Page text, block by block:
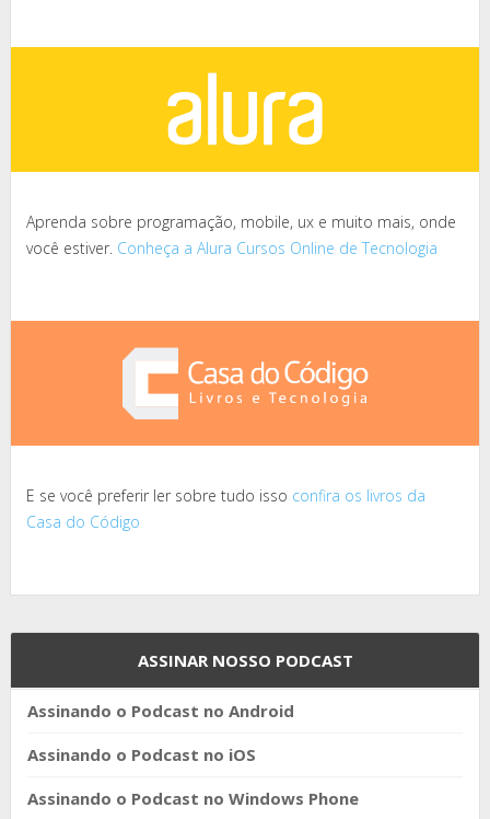
Aprenda sobre programação, mobile, ux e muito mais, onde
você estiver. Conheça a Alura Cursos Online de Tecnologia
E se você preferir ler sobre tudo isso confira os livros da
Casa do Código
ASSINAR NOSSO PODCAST
Assinando o Podcast no Android
Assinando o Podcast no iOS
Assinando o Podcast no Windows Phone